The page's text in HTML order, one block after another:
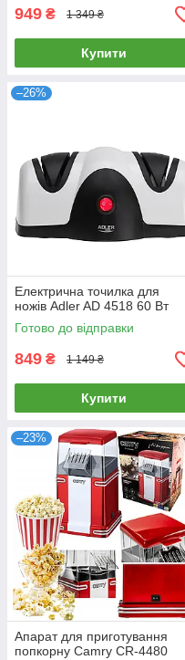
949 ₴ 1 349 ₴
Купити
–26%
Електрична точилка для
ножів Adler AD 4518 60 Вт
Готово до відправки
849 ₴ 1 149 ₴
Купити
–23%
Апарат для приготування
попкорну Camry CR-4480